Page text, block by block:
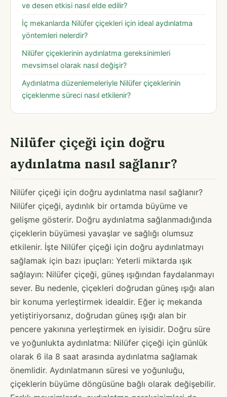
ve desen etkisi nasıl elde edilir?
İç mekanlarda Nilüfer çiçekleri için ideal aydınlatma
yöntemleri nelerdir?
Nilüfer çiçeklerinin aydınlatma gereksinimleri
mevsimsel olarak nasıl değişir?
Aydınlatma düzenlemeleriyle Nilüfer çiçeklerinin
çiçeklenme süreci nasıl etkilenir?
Nilüfer çiçeği için doğru
aydınlatma nasıl sağlanır?
Nilüfer çiçeği için doğru aydınlatma nasıl sağlanır?
Nilüfer çiçeği, aydınlık bir ortamda büyüme ve
gelişme gösterir. Doğru aydınlatma sağlanmadığında
çiçeklerin büyümesi yavaşlar ve sağlığı olumsuz
etkilenir. İşte Nilüfer çiçeği için doğru aydınlatmayı
sağlamak için bazı ipuçları: Yeterli miktarda ışık
sağlayın: Nilüfer çiçeği, güneş ışığından faydalanmayı
sever. Bu nedenle, çiçekleri doğrudan güneş ışığı alan
bir konuma yerleştirmek idealdir. Eğer iç mekanda
yetiştiriyorsanız, doğrudan güneş ışığı alan bir
pencere yakınına yerleştirmek en iyisidir. Doğru süre
ve yoğunlukta aydınlatma: Nilüfer çiçeği için günlük
olarak 6 ila 8 saat arasında aydınlatma sağlamak
önemlidir. Aydınlatmanın süresi ve yoğunluğu,
çiçeklerin büyüme döngüsüne bağlı olarak değişebilir.